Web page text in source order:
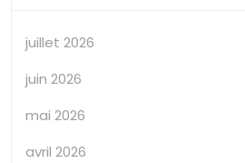
juillet 2026
juin 2026
mai 2026
avril 2026